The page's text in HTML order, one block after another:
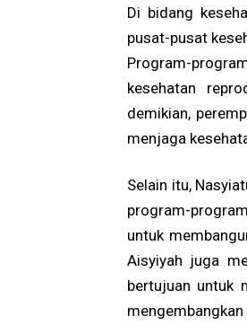
Di bidang
pusat-pusat
Program-
kesehatan
demikian,
menjaga
Selain itu,
program-
untuk
Aisyiyah juga
bertujuan untuk